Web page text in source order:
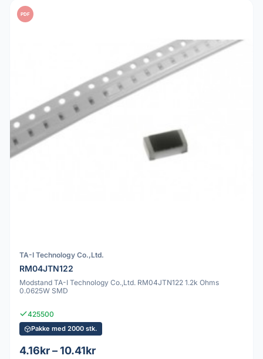
PDF
TA-I Technology Co.,Ltd.
RM04JTN122
Modstand TA-I Technology Co.,Ltd. RM04JTN122 1.2k Ohms
0.0625W SMD
425500
Pakke med 2000 stk.
4.16kr – 10.41kr